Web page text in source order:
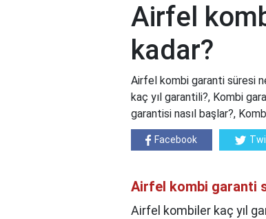
Airfel
kadar?
Airfel kombi garanti süresi
kaç yıl garantili?, Kombi
garantisi nasıl başlar?,
Facebook
Airfel kombi garanti
Airfel kombiler kaç yıl